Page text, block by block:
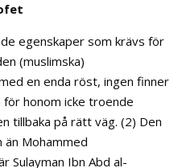
egenskaper som krävs för
(muslimska)
en enda röst, ingen finner
för honom icke troende
tillbaka på rätt väg. (2) Den
än Mohammed
Sulayman Ibn Abd al-